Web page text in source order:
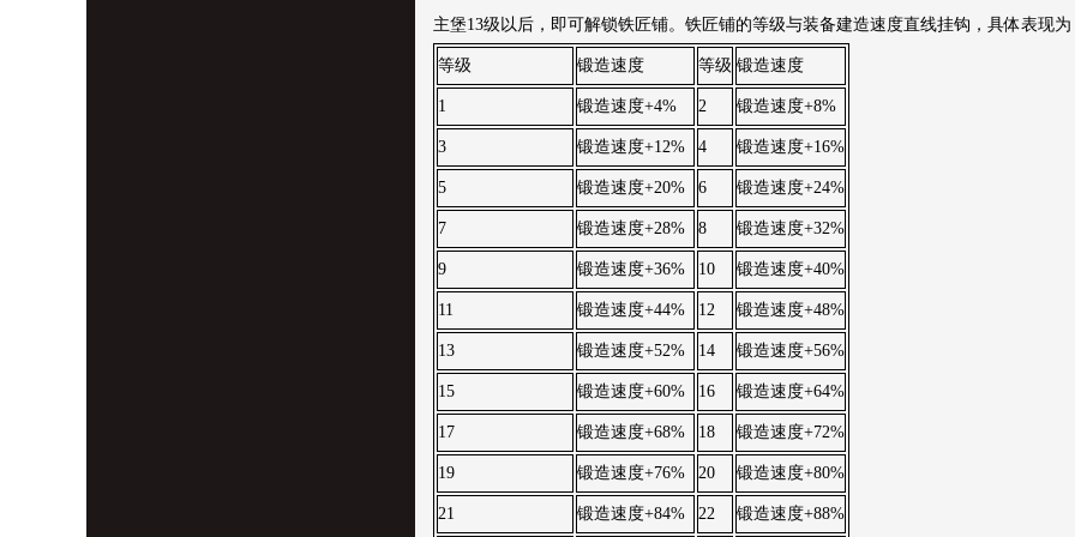
主堡13级以后，即可解锁铁匠铺。铁匠铺的等级与装备建造速度直线挂钩，具体表现为
等级 锻造速度 等级 锻造速度
1 锻造速度+4% 2 锻造速度+8%
3 锻造速度+12% 4 锻造速度+16%
5 锻造速度+20% 6 锻造速度+24%
7 锻造速度+28% 8 锻造速度+32%
9 锻造速度+36% 10 锻造速度+40%
11 锻造速度+44% 12 锻造速度+48%
13 锻造速度+52% 14 锻造速度+56%
15 锻造速度+60% 16 锻造速度+64%
17 锻造速度+68% 18 锻造速度+72%
19 锻造速度+76% 20 锻造速度+80%
21 锻造速度+84% 22 锻造速度+88%